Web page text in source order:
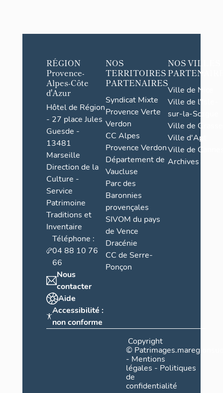
RÉGION
Provence-
Alpes-Côte
d'Azur
Hôtel de Région
- 27 place Jules
Guesde -
13481
Marseille
Direction de la
Culture -
Service
Patrimoine
Traditions et
Inventaire
Téléphone :
04 88 10 76
66
Nous
contacter
Aide
Accessibilité :
non conforme
NOS
TERRITOIRES
PARTENAIRES
Syndicat Mixte
Provence Verte
Verdon
CC Alpes
Provence Verdon
Département de
Vaucluse
Parc des
Baronnies
provençales
SIVOM du pays
de Vence
Dracénie
CC de Serre-
Ponçon
NOS VILLES
Ville de Nice
Ville de l'Isle-
sur-la-Sorgue
Ville de Grasse
Ville d'Apt
Ville de
Archives
Copyright
©
- Mentions
légales - Politiques
de
confidentialité